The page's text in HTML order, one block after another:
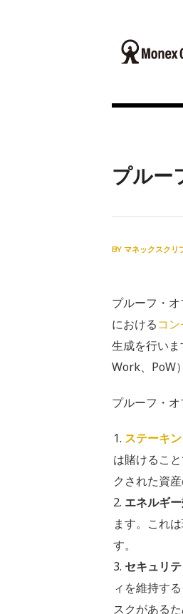
プルー
BY マネックスクリ
プルーフ・
におけるコ
生成を行いま
Work、PoW
プルーフ・オ
ステーキ
は賭けるこ
クされた資
エネルギ
ます。これ
す。
セキュリ
ィを維持す
スクがある